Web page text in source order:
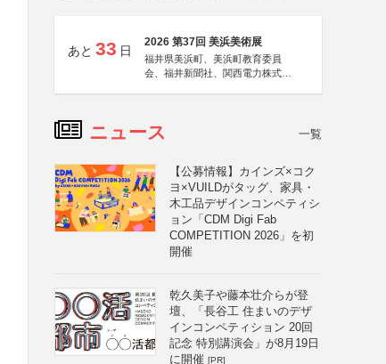
あと 33 日
2026 第37回 美浜美術展
福井県美浜町、美浜町教育委員
会、福井新聞社、関西電力株式会
ニュース 一覧
【公募情報】カインズ×コク
ヨ×VUILDがタッグ、家具・
木工品デザインコンペティシ
ョン「CDM Digi Fab
COMPETITION 2026」を初
開催
乾久美子や藤本壮介らが登
壇、「長谷工 住まいのデザ
インコンペティション 20回
記念 特別講演会」が8月19日
に開催 [PR]